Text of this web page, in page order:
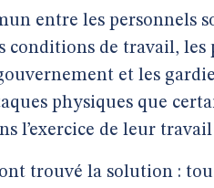
entre les personnels
conditions de travail, les
et les
physiques que
l’exercice de leur travail
trouvé la solution :